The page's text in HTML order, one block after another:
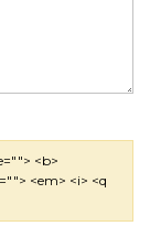
<b>
<em> <i> <q